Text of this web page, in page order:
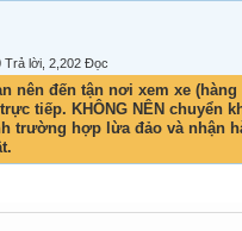
Trả lời, 2,202 Đọc
nên đến tận nơi xem xe (hàng
tiếp. KHÔNG NÊN chuyển
trường hợp lừa đảo và nhận